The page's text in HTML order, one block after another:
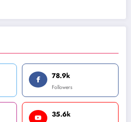
78.9k
Followers
35.6k